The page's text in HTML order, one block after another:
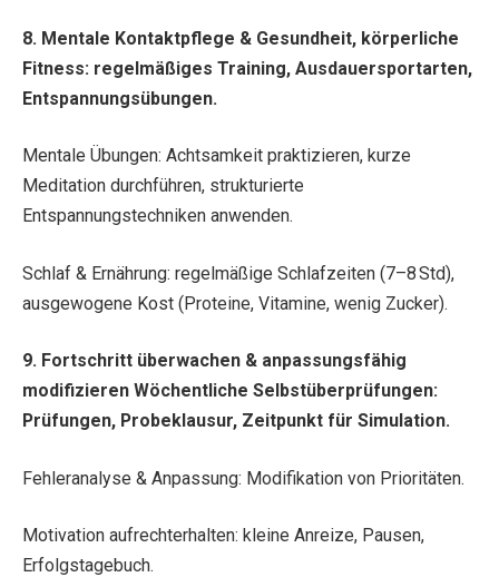
8. Mentale Kontaktpflege & Gesundheit, körperliche
Fitness: regelmäßiges Training, Ausdauersportarten,
Entspannungsübungen.
Mentale Übungen: Achtsamkeit praktizieren, kurze
Meditation durchführen, strukturierte
Entspannungstechniken anwenden.
Schlaf & Ernährung: regelmäßige Schlafzeiten (7–8 Std),
ausgewogene Kost (Proteine, Vitamine, wenig Zucker).
9. Fortschritt überwachen & anpassungsfähig
modifizieren Wöchentliche Selbstüberprüfungen:
Prüfungen, Probeklausur, Zeitpunkt für Simulation.
Fehleranalyse & Anpassung: Modifikation von Prioritäten.
Motivation aufrechterhalten: kleine Anreize, Pausen,
Erfolgstagebuch.